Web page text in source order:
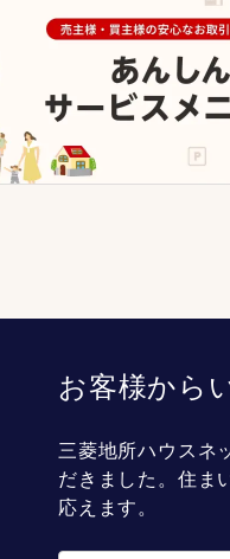
お客様から
三菱地所ハウスネ
だきました。住ま
応えます。